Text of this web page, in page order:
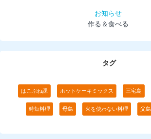
お知らせ
作る＆食べる
タグ
はこぶね課 ホットケーキミックス 三宅島
時短料理 母島 火を使わない料理 父島